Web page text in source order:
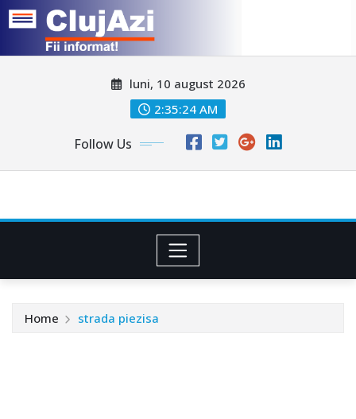
luni, 10 august 2026
2:35:26 AM
Follow Us
Home strada piezisa